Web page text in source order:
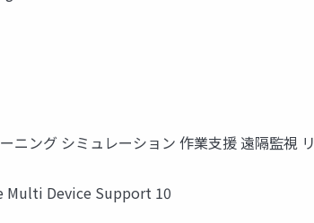
ニング シミュレーション 作業支援 遠隔監視
Multi Device Support 10